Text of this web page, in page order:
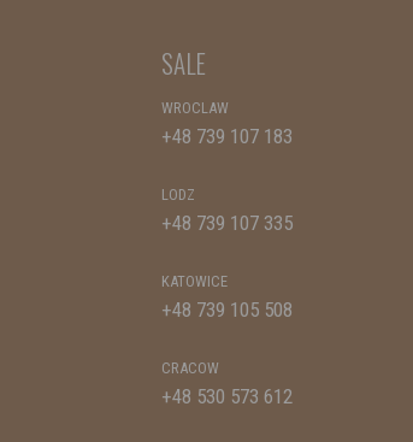
SALE
WROCLAW
+48 739 107 183
LODZ
+48 739 107 335
KATOWICE
+48 739 105 508
CRACOW
+48 530 573 612